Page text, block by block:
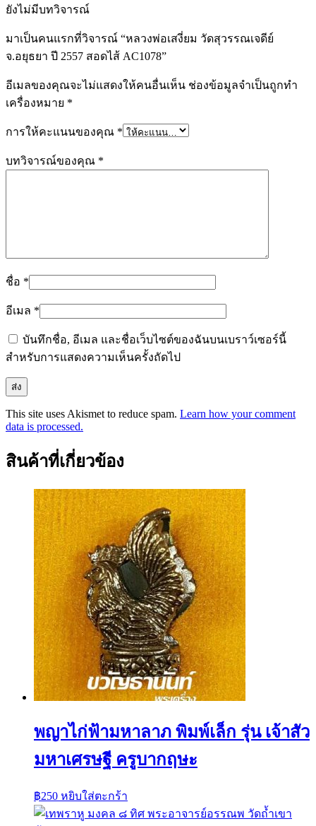
ยังไม่มีบทวิจารณ์
มาเป็นคนแรกที่วิจารณ์ “หลวงพ่อเสงี่ยม วัดสุวรรณเจดีย์
จ.อยุธยา ปี 2557 สอดไส้ AC1078”
อีเมลของคุณจะไม่แสดงให้คนอื่นเห็น ช่องข้อมูลจำเป็นถูกทำ
เครื่องหมาย *
การให้คะแนนของคุณ *
บทวิจารณ์ของคุณ *
ชื่อ *
อีเมล *
บันทึกชื่อ, อีเมล และชื่อเว็บไซต์ของฉันบนเบราว์เซอร์นี้
สำหรับการแสดงความเห็นครั้งถัดไป
This site uses Akismet to reduce spam. Learn how your comment
data is processed.
สินค้าที่เกี่ยวข้อง
พญาไก่ฟ้ามหาลาภ พิมพ์เล็ก รุ่น เจ้าสัว
มหาเศรษฐี ครูบากฤษะ
฿250 หยิบใส่ตะกร้า